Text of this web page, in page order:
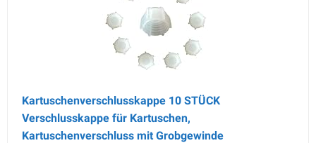
Kartuschenverschlusskappe 10 STÜCK
Verschlusskappe für Kartuschen,
Kartuschenverschluss mit Grobgewinde